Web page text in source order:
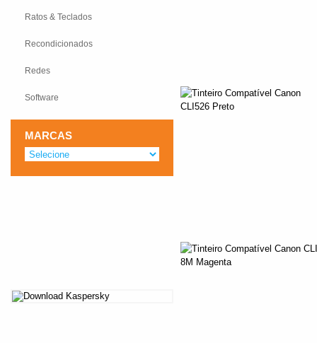
Ratos & Teclados
Recondicionados
Redes
Software
MARCAS